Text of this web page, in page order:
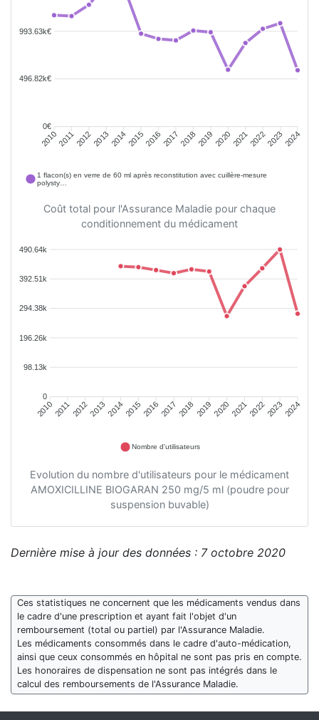
993.63k€
496.82k€
0€
201020112012201320142015201620172018201920202021202220232024
1 flacon(s) en verre de 60 ml après reconstitution avec cuillère-mesure
polysty…
Coût total pour l'Assurance Maladie pour chaque
conditionnement du médicament
490.64k
392.51k
294.38k
196.26k
98.13k
0
20102011201220132014201520162017 2018 201920202021202220232024
Nombre d'utilisateurs
Evolution du nombre d'utilisateurs pour le médicament
AMOXICILLINE BIOGARAN 250 mg/5 ml (poudre pour
suspension buvable)
Dernière mise à jour des données : 7 octobre 2020
Ces statistiques ne concernent que les médicaments vendus dans
le cadre d'une prescription et ayant fait l'objet d'un
remboursement (total ou partiel) par l'Assurance Maladie.
Les médicaments consommés dans le cadre d'auto-médication,
ainsi que ceux consommés en hôpital ne sont pas pris en compte.
Les honoraires de dispensation ne sont pas intégrés dans le
calcul des remboursements de l'Assurance Maladie.